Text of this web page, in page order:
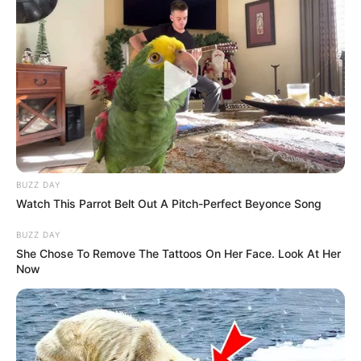
démontré sa valeur dans des courses relevées. Sa
cinquième place dans le Prix de Chenonceaux
montre qu’il est à prendre au sérieux. Avec Björn
Goop à son sulky, il pourrait bien pimenter les
rapports.
BUZZ DAY
Watch This Parrot Belt Out A Pitch-Perfect Beyonce Song
BUZZ DAY
She Chose To Remove The Tattoos On Her Face. Look At Her
Now